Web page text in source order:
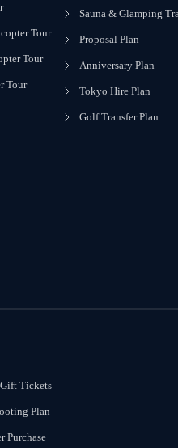
Tour
Tour
Tour
Sauna & Glamping
Proposal Plan
Anniversary Plan
Tokyo Hire Plan
Golf Transfer Plan
Gift Tickets
Plan
Purchase